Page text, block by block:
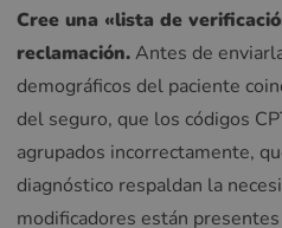
Cree una «lista de
reclamación.Antes de
demográficos del paciente
del seguro, que los códigos
agrupados incorrectamente,
diagnóstico respaldan la
modificadores están